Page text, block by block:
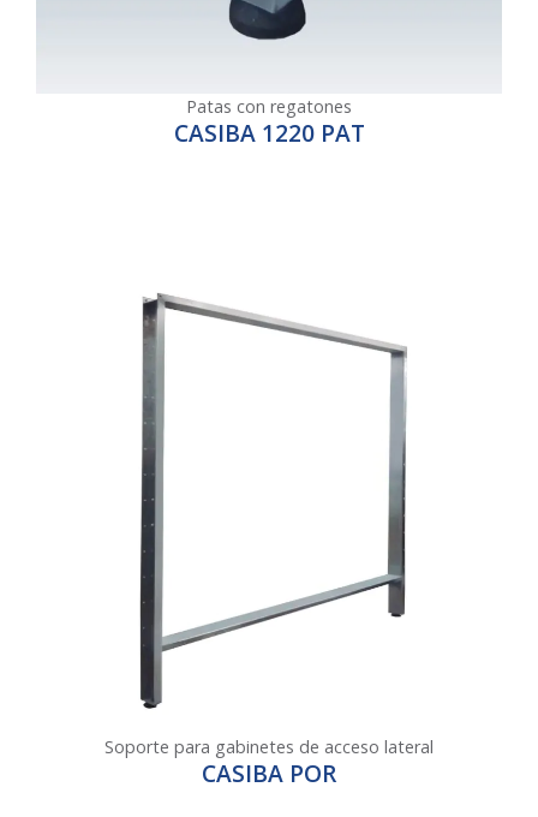
Patas con regatones
CASIBA 1220 PAT
Soporte para gabinetes de acceso lateral
CASIBA POR